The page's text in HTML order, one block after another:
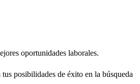
oportunidades laborales.
posibilidades de éxito en la búsqueda